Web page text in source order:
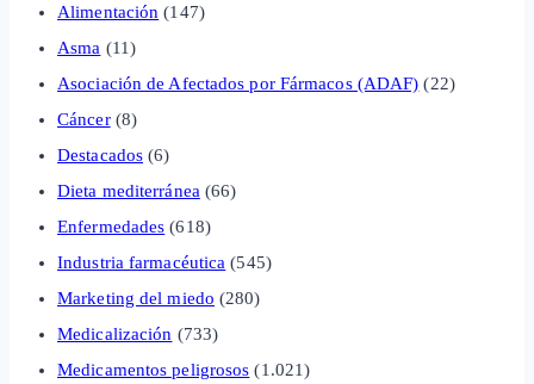
Alimentación (147)
Asma (11)
Asociación de Afectados por Fármacos (ADAF) (22)
Cáncer(8)
Destacados (6)
Dieta mediterránea (66)
Enfermedades (618)
Industria farmacéutica (545)
Marketing del miedo (280)
Medicalización (733)
Medicamentos peligrosos (1.021)